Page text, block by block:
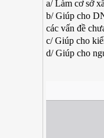
a/ Làm cơ sở
b/ Giúp cho
các vấn đề
c/ Giúp cho
d/ Giúp cho